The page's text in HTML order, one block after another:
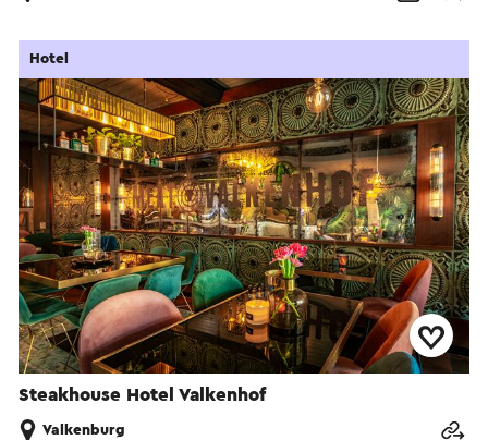
Steakhouse Hotel Valkenhof
Hotel
Valkenburg